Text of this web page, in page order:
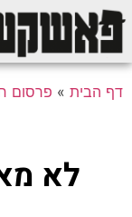
דף הבית » פרסום
לא